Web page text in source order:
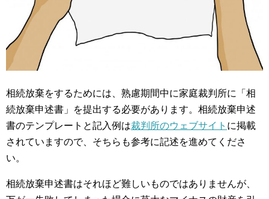
相続放棄をするためには、熟慮期間中に家庭裁判所に「相
続放棄申述書」を提出する必要があります。相続放棄申述
書のテンプレートと記入例は裁判所のウェブサイト に掲載
されていますので、そちらも参考に記述を進めてくださ
い。
相続放棄申述書はそれほど難しいものではありませんが、